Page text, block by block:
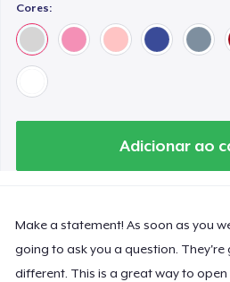
Cores:
Adicionar ao
Make a statement! As soon as you
going to ask you a question.
different. This is a great way to